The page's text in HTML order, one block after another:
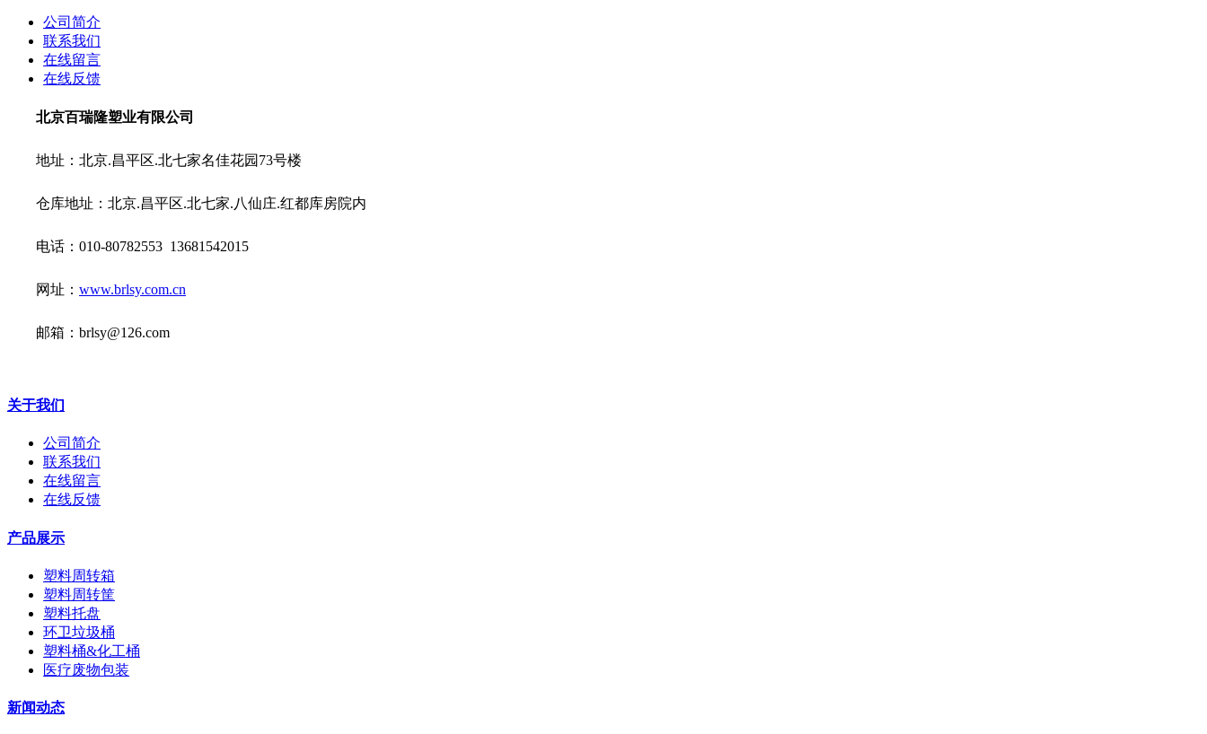
公司简介
联系我们
在线留言
在线反馈
北京百瑞隆塑业有限公司
地址：北京.昌平区.北七家名佳花园73号楼
仓库地址：北京.昌平区.北七家.八仙庄.红都库房院内
电话：010-80782553 13681542015
网址： www.brlsy.com.cn
邮箱：brlsy@126.com
关于我们
公司简介
联系我们
在线留言
在线反馈
产品展示
塑料周转箱
塑料周转筐
塑料托盘
环卫垃圾桶
塑料桶&化工桶
医疗废物包装
新闻动态